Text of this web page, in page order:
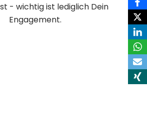
- wichtig ist lediglich Dein
Engagement.